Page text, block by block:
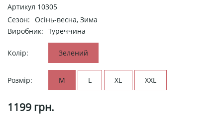
Артикул 10305
Сезон: Осінь-весна, Зима
Виробник: Туреччина
Колір: Зелений
Розмір: M L XL XXL
1199 грн.